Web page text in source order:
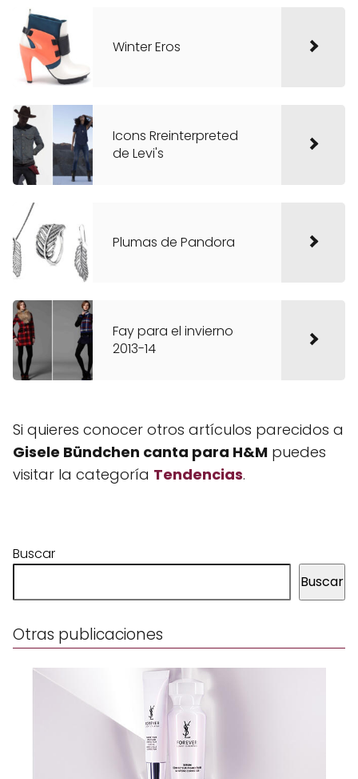
Winter Eros
Icons Rreinterpreted
de Levi's
Plumas de Pandora
Fay para el invierno
2013-14
Si quieres conocer otros artículos parecidos a
Gisele Bündchen canta para H&M puedes
visitar la categoría Tendencias.
Buscar
Buscar
Otras publicaciones